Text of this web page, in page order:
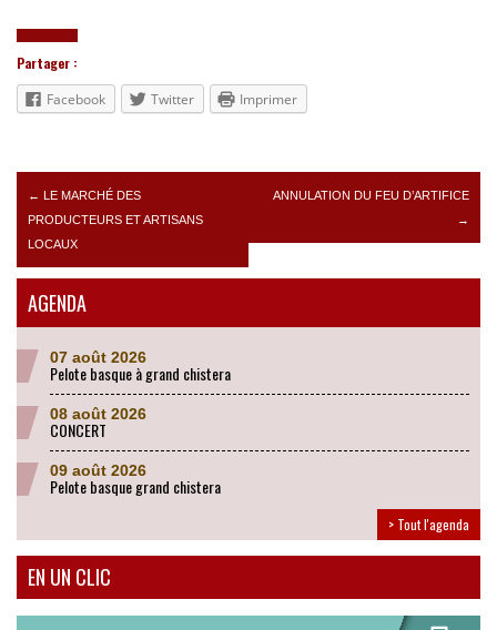
Partager :
Facebook
Twitter Imprimer
← LE MARCHÉ DES
PRODUCTEURS ET ARTISANS
LOCAUX
ANNULATION DU FEU D’ARTIFICE
→
AGENDA
07 août 2026
Pelote basque à grand chistera
08 août 2026
CONCERT
09 août 2026
Pelote basque grand chistera
> Tout l'agenda
EN UN CLIC